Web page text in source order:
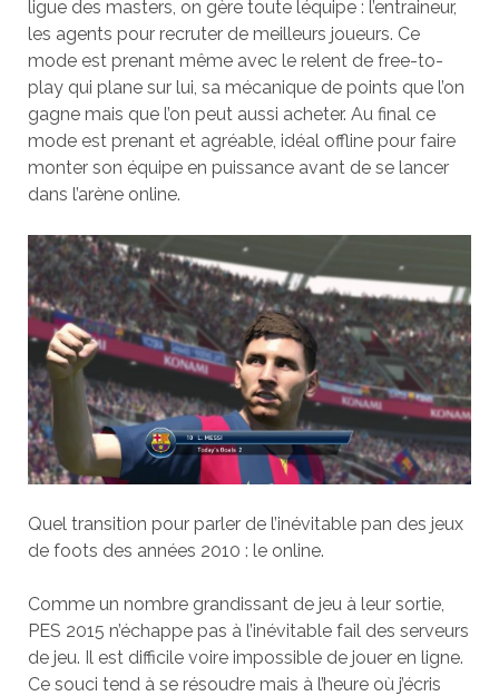
ligue des masters, on gère toute léquipe : l’entraineur,
les agents pour recruter de meilleurs joueurs. Ce
mode est prenant même avec le relent de free-to-
play qui plane sur lui, sa mécanique de points que l’on
gagne mais que l’on peut aussi acheter. Au final ce
mode est prenant et agréable, idéal offline pour faire
monter son équipe en puissance avant de se lancer
dans l’arène online.
Quel transition pour parler de l’inévitable pan des jeux
de foots des années 2010 : le online.
Comme un nombre grandissant de jeu à leur sortie,
PES 2015 n’échappe pas à l’inévitable fail des serveurs
de jeu. Il est difficile voire impossible de jouer en ligne.
Ce souci tend à se résoudre mais à l’heure où j’écris